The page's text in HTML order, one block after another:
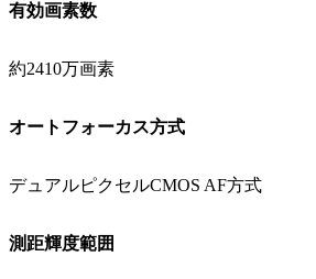
有効画素数
約2410万画素
オートフォーカス方式
デュアルピクセルCMOS AF方式
測距輝度範囲